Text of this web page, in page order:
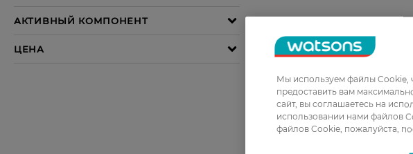
Мы используем файлы Cookie,
предоставить вам
сайт, вы соглашаетесь на
использовании нами файлов
файлов Cookie, пожалуйста,